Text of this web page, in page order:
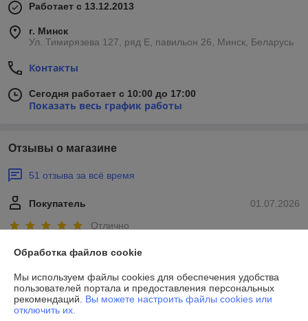
Работает с 13.12.2013
г. Минск
Ул. Тимирязева 127, ряд Е, павильон 26, Минск, Беларусь
Контакты
Сегодня работает с 10:00 до 17:00
Показать весь график работы
Отзывы о магазине
51 отзыва за всё время
01.07.2026
Покупатель
Отлично
Нашел God of War: Восхождение для PS3 по отличной цене в
22.02.2026
Дмитрий
Обработка файлов cookie
Мы используем файлы cookies для обеспечения удобства
пользователей портала и предоставления персональных
рекомендаций. Вы можете настроить файлы cookies или
отключить их.